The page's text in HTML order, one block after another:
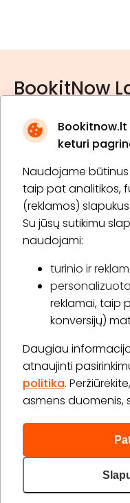
keturi
Naudojame
taip pat analitikos,
(reklamos) slapukus.
Su jūsų sutikimu
naudojami:
turinio ir
reklamai, taip
konversijų)
Daugiau
atnaujinti
politika.
asmens duomenis,
BookitNow
* Susipažinau su
Apie „BookitNow“
Informacija
„GERA DOVANA“ GRUPĖ
2026 © Visos teisės
Privatumo